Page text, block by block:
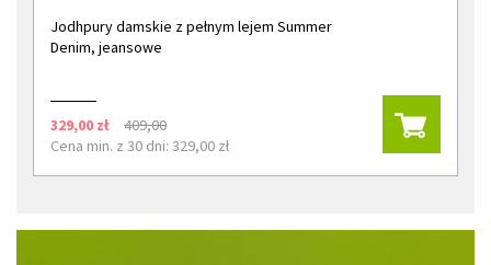
Jodhpury damskie z pełnym lejem Summer
Denim, jeansowe
329,00 zł
409,00
Cena min. z 30 dni: 329,00 zł